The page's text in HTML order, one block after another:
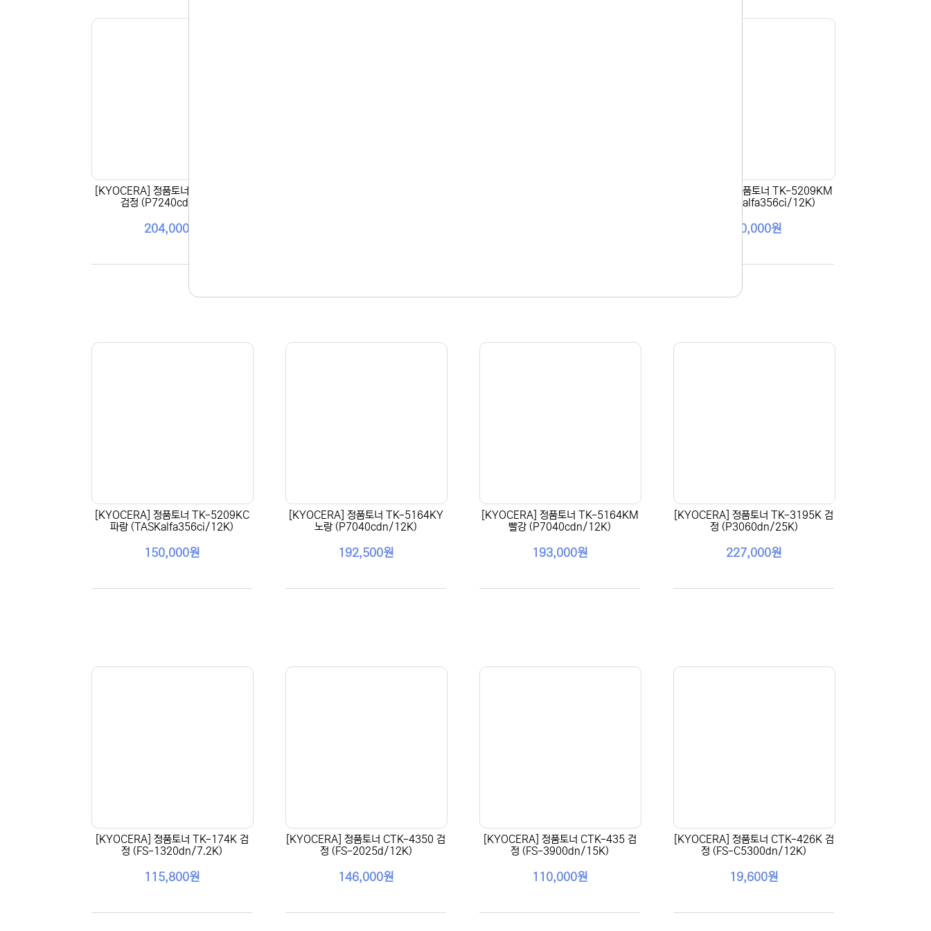
[KYOCERA] 정품토너 TK-5295KK
검정 (P7240cdn/17K)
204,000원
[KYOCERA] 정품토너 TK-5209KM
빨강 (TASKalfa356ci/12K)
150,000원
[KYOCERA] 정품토너 TK-5209KC
파랑 (TASKalfa356ci/12K)
150,000원
[KYOCERA] 정품토너 TK-5164KY
노랑 (P7040cdn/12K)
192,500원
[KYOCERA] 정품토너 TK-5164KM
빨강 (P7040cdn/12K)
193,000원
[KYOCERA] 정품토너 TK-3195K 검
정 (P3060dn/25K)
227,000원
[KYOCERA] 정품토너 TK-174K 검
정 (FS-1320dn/7.2K)
115,800원
[KYOCERA] 정품토너 CTK-4350 검
정 (FS-2025d/12K)
146,000원
[KYOCERA] 정품토너 CTK-435 검
정 (FS-3900dn/15K)
110,000원
[KYOCERA] 정품토너 CTK-426K 검
정 (FS-C5300dn/12K)
19,600원